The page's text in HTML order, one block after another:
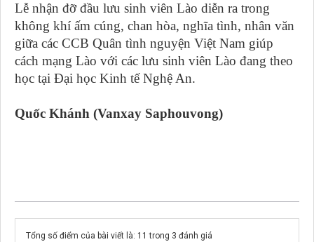
Lễ nhận đỡ đầu lưu sinh viên Lào diễn ra trong
không khí ấm cúng, chan hòa, nghĩa tình, nhân văn
giữa các CCB Quân tình nguyện Việt Nam giúp
cách mạng Lào với các lưu sinh viên Lào đang theo
học tại Đại học Kinh tế Nghệ An.
Quốc Khánh (Vanxay Saphouvong)
Tổng số điểm của bài viết là: 11 trong 3 đánh giá